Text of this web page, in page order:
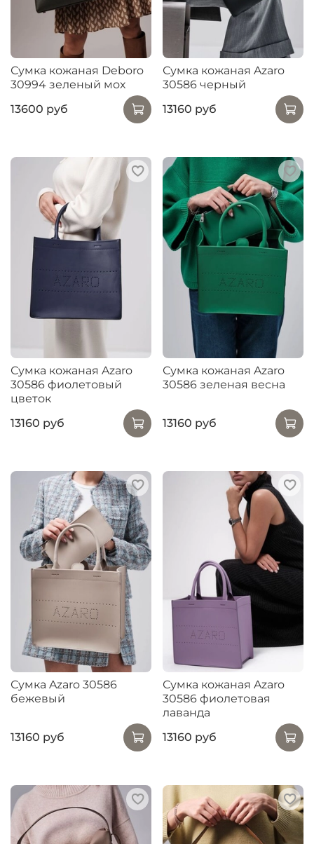
Сумка кожаная Deboro
30994 зеленый мох
13600 руб
Сумка кожаная Azaro
30586 черный
13160 руб
Сумка кожаная Azaro
30586 фиолетовый
цветок
13160 руб
Сумка кожаная Azaro
30586 зеленая весна
13160 руб
Сумка Azaro 30586
бежевый
13160 руб
Сумка кожаная Azaro
30586 фиолетовая
лаванда
13160 руб